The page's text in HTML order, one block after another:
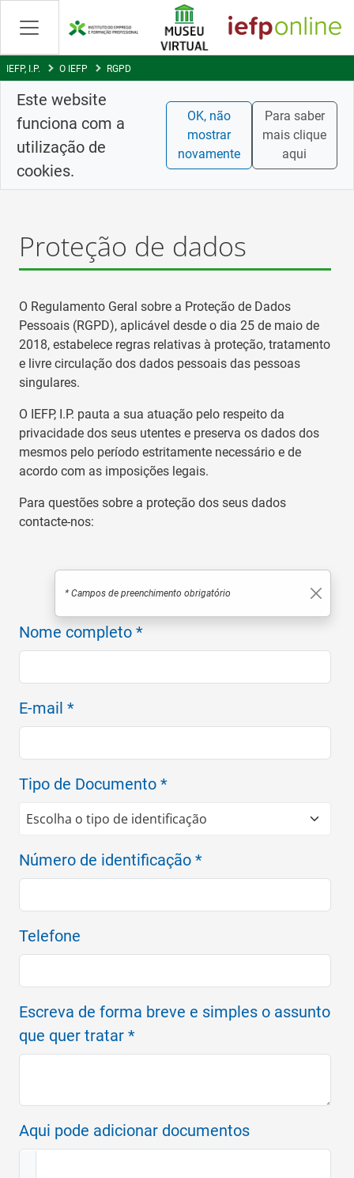
Saltar
para
conteúdo
principal
IEFP, I.P. O IEFP RGPD
Este website
funciona com a
utilização de
cookies.
OK, não
mostrar
novamente
Para saber
mais clique
aqui
Proteção de dados
O Regulamento Geral sobre a Proteção de Dados
Pessoais (RGPD), aplicável desde o dia 25 de maio de
2018, estabelece regras relativas à proteção, tratamento
e livre circulação dos dados pessoais das pessoas
singulares.
O IEFP, I.P. pauta a sua atuação pelo respeito da
privacidade dos seus utentes e preserva os dados dos
mesmos pelo período estritamente necessário e de
acordo com as imposições legais.
Para questões sobre a proteção dos seus dados
contacte-nos:
* Campos de preenchimento obrigatório
Nome completo *
E-mail *
Tipo de Documento *
Número de identificação *
Telefone
Escreva de forma breve e simples o assunto
que quer tratar *
Aqui pode adicionar documentos